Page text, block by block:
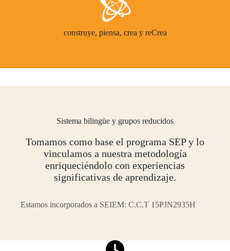
construye, piensa, crea y reCrea
Sistema bilingüe y grupos reducidos
Tomamos como base el programa SEP y lo
vinculamos a nuestra metodología
enriqueciéndolo con experiencias
significativas de aprendizaje.
Estamos incorporados a SEIEM: C.C.T 15PJN2935H